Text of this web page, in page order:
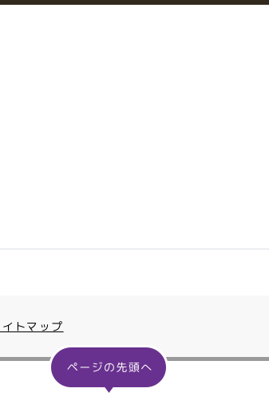
トマップ